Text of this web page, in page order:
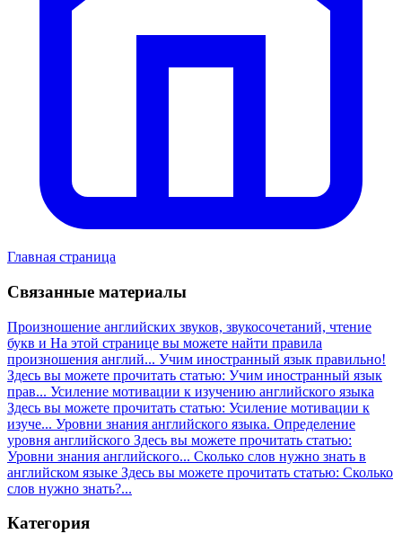
Главная страница
Связанные материалы
Произношение английских звуков, звукосочетаний, чтение
букв и На этой странице вы можете найти правила
произношения англий... Учим иностранный язык правильно!
Здесь вы можете прочитать статью: Учим иностранный язык
прав... Усиление мотивации к изучению английского языка
Здесь вы можете прочитать статью: Усиление мотивации к
изуче... Уровни знания английского языка. Определение
уровня английского Здесь вы можете прочитать статью:
Уровни знания английского... Сколько слов нужно знать в
английском языке Здесь вы можете прочитать статью: Сколько
слов нужно знать?...
Категория